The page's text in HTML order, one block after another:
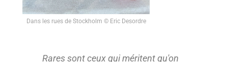
Dans les rues de Stockholm © Eric Desordre
Rares sont ceux qui méritent qu'on